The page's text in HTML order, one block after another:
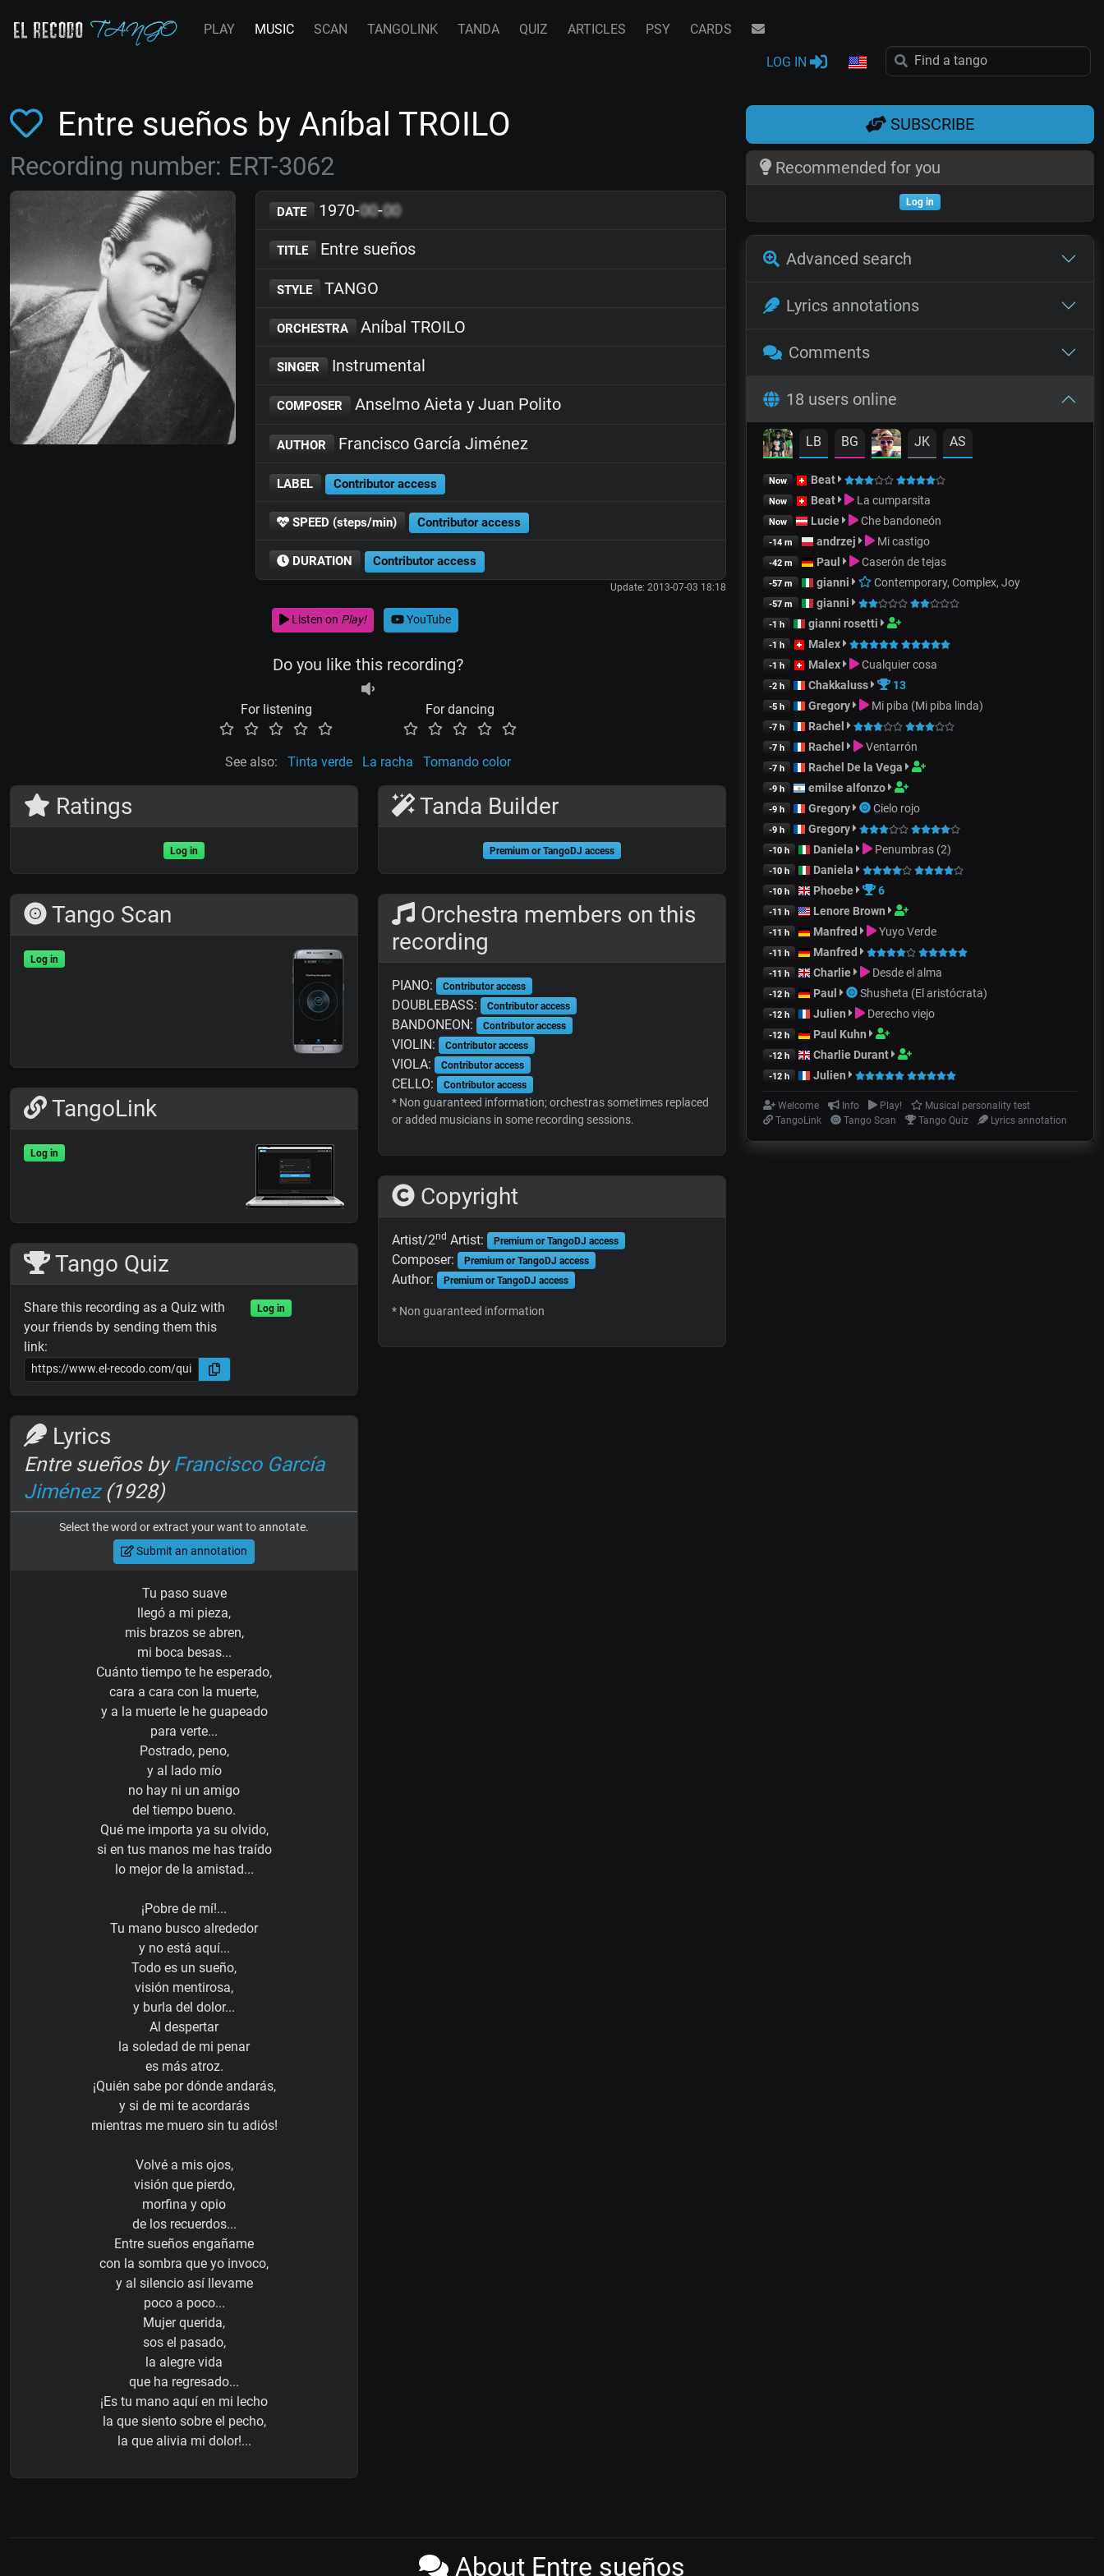
PLAY MUSIC SCAN TANGOLINK TANDA QUIZ ARTICLES PSY CARDS
LOG IN
Entre sueños by Aníbal TROILO
Recording number: ERT-3062
DATE 1970-00-00
TITLE Entre sueños
STYLE TANGO
ORCHESTRA Aníbal TROILO
SINGER Instrumental
COMPOSER Anselmo Aieta y Juan Polito
AUTHOR Francisco García Jiménez
LABEL Contributor access
SPEED (steps/min) Contributor access
DURATION Contributor access
Update: 2013-07-03 18:18
Listen on Play! YouTube
Do you like this recording?
For listening For dancing
See also: Tinta verde La racha Tomando color
Ratings
Log in
Tango Scan
Log in
TangoLink
Log in
Tango Quiz
Share this recording as a Quiz with
your friends by sending them this
link:
Log in
Lyrics
Entre sueños byFrancisco García
Jiménez(1928)
Select the word or extract your want to annotate.
Submit an annotation
Tu paso suave
llegó a mi pieza,
mis brazos se abren,
mi boca besas...
Cuánto tiempo te he esperado,
cara a cara con la muerte,
y a la muerte le he guapeado
para verte...
Postrado, peno,
y al lado mío
no hay ni un amigo
del tiempo bueno.
Qué me importa ya su olvido,
si en tus manos me has traído
lo mejor de la amistad...
¡Pobre de mí!...
Tu mano busco alrededor
y no está aquí...
Todo es un sueño,
visión mentirosa,
y burla del dolor...
Al despertar
la soledad de mi penar
es más atroz.
¡Quién sabe por dónde andarás,
y si de mi te acordarás
mientras me muero sin tu adiós!
Volvé a mis ojos,
visión que pierdo,
morfina y opio
de los recuerdos...
Entre sueños engañame
con la sombra que yo invoco,
y al silencio así llevame
poco a poco...
Mujer querida,
sos el pasado,
la alegre vida
que ha regresado...
¡Es tu mano aquí en mi lecho
la que siento sobre el pecho,
la que alivia mi dolor!...
Tanda Builder
Premium or TangoDJ access
Orchestra members on this
recording
PIANO: Contributor access
DOUBLEBASS: Contributor access
BANDONEON: Contributor access
VIOLIN: Contributor access
VIOLA: Contributor access
CELLO: Contributor access
* Non guaranteed information; orchestras sometimes replaced
or added musicians in some recording sessions.
Copyright
Artist/2nd Artist: Premium or TangoDJ access
Composer: Premium or TangoDJ access
Author: Premium or TangoDJ access
* Non guaranteed information
SUBSCRIBE
Recommended for you
Log in
Advanced search
Lyrics annotations
Comments
18 users online
LB BG JK AS
Now Beat
Now Beat La cumparsita
Now Lucie Che bandoneón
-14 m andrzej Mi castigo
-42 m Paul Caserón de tejas
-57 m gianni Contemporary, Complex, Joy
-57 m gianni
-1 h gianni rosetti
-1 h Malex
-1 h Malex Cualquier cosa
-2 h Chakkaluss 13
-5 h Gregory Mi piba (Mi piba linda)
-7 h Rachel
-7 h Rachel Ventarrón
-7 h Rachel De la Vega
-9 h emilse alfonzo
-9 h Gregory Cielo rojo
-9 h Gregory
-10 h Daniela Penumbras (2)
-10 h Daniela
-10 h Phoebe 6
-11 h Lenore Brown
-11 h Manfred Yuyo Verde
-11 h Manfred
-11 h Charlie Desde el alma
-12 h Paul Shusheta (El aristócrata)
-12 h Julien Derecho viejo
-12 h Paul Kuhn
-12 h Charlie Durant
-12 h Julien
Welcome Info Play!
Musical personality test
TangoLink
Tango Scan Tango Quiz Lyrics annotation
About Entre sueños